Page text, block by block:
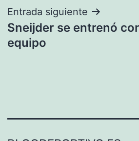
Entrada siguiente
Sneijder se entrenó
equipo